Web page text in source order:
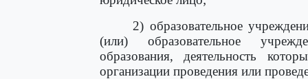
2) образовательное
(или) образовательное
образования, деятельность
организации проведения или